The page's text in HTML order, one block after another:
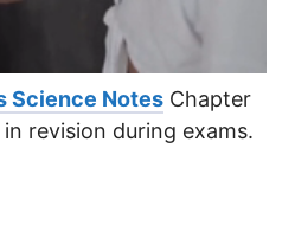
Science Notes Chapter
in revision during exams.